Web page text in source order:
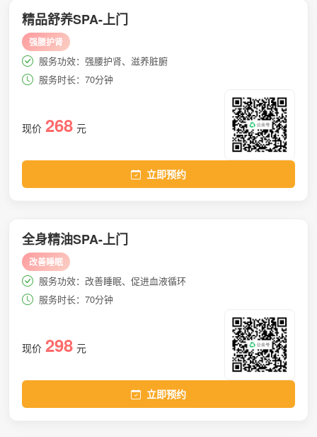
精品舒养SPA-上门
强腰护肾
服务功效：强腰护肾、滋养脏腑
服务时长：70分钟
现价 268 元
立即预约
全身精油SPA-上门
改善睡眠
服务功效：改善睡眠、促进血液循环
服务时长：70分钟
现价 298 元
立即预约